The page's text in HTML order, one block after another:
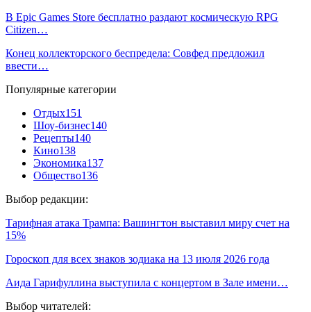
В Epic Games Store бесплатно раздают космическую RPG
Citizen…
Конец коллекторского беспредела: Совфед предложил
ввести…
Популярные категории
Отдых151
Шоу-бизнес140
Рецепты140
Кино138
Экономика137
Общество136
Выбор редакции:
Тарифная атака Трампа: Вашингтон выставил миру счет на
15%
Гороскоп для всех знаков зодиака на 13 июля 2026 года
Аида Гарифуллина выступила с концертом в Зале имени…
Выбор читателей: